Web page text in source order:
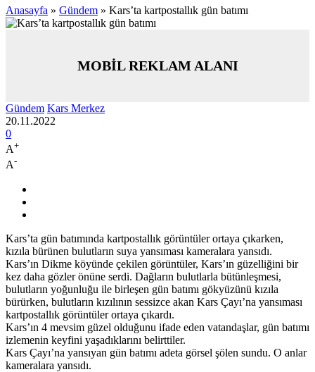
Anasayfa » Gündem » Kars’ta kartpostallık gün batımı
MOBİL REKLAM ALANI
Gündem Kars Merkez
20.11.2022
0
A+
A-
Kars’ta gün batımında kartpostallık görüntüler ortaya çıkarken,
kızıla bürünen bulutların suya yansıması kameralara yansıdı.
Kars’ın Dikme köyünde çekilen görüntüler, Kars’ın güzelliğini bir
kez daha gözler önüne serdi. Dağların bulutlarla bütünleşmesi,
bulutların yoğunluğu ile birleşen gün batımı gökyüzünü kızıla
bürürken, bulutların kızılının sessizce akan Kars Çayı’na yansıması
kartpostallık görüntüler ortaya çıkardı.
Kars’ın 4 mevsim güzel olduğunu ifade eden vatandaşlar, gün batımı
izlemenin keyfini yaşadıklarını belirttiler.
Kars Çayı’na yansıyan gün batımı adeta görsel şölen sundu. O anlar
kameralara yansıdı.